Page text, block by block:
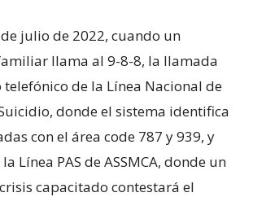
julio de 2022, cuando un
llama al 9-8-8, la llamada
de la Línea Nacional de
donde el sistema identifica
con el área code 787 y 939, y
Línea PAS de ASSMCA, donde un
capacitado contestará el